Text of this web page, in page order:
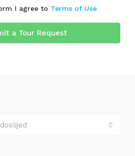
I agree to Terms of Use
a Tour Request